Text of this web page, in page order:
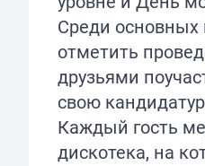
Среди основных
отметить
друзьями
свою
Каждый гость
дискотека, на